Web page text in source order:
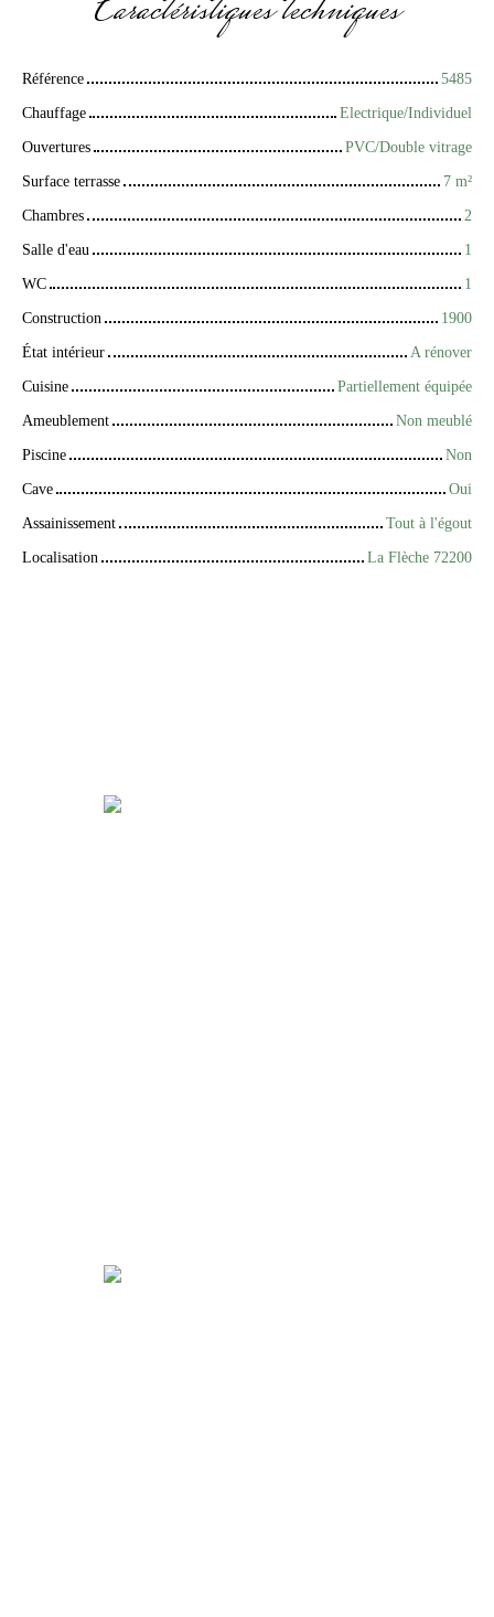
Référence
5485
Chauffage
Electrique/Individuel
Ouvertures
PVC/Double vitrage
Surface terrasse
7 m²
Chambres
2
Salle d'eau
1
WC
1
Construction
1900
État intérieur
A rénover
Cuisine
Partiellement équipée
Ameublement
Non meublé
Piscine
Non
Cave
Oui
Assainissement
Tout à l'égout
Localisation
La Flèche 72200